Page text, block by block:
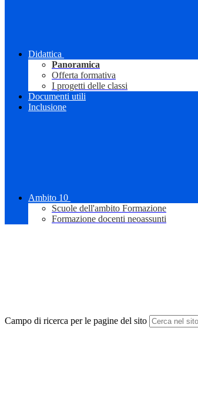
Didattica
Panoramica
Offerta formativa
I progetti delle classi
Documenti utili
Inclusione
Ambito 10
Scuole dell'ambito Formazione
Formazione docenti neoassunti
Campo di ricerca per le pagine del sito